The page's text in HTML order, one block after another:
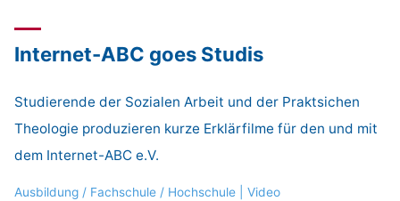
Internet-ABC goes Studis
Studierende der Sozialen Arbeit und der Praktsichen
Theologie produzieren kurze Erklärfilme für den und mit
dem Internet-ABC e.V.
Ausbildung / Fachschule / Hochschule
Video